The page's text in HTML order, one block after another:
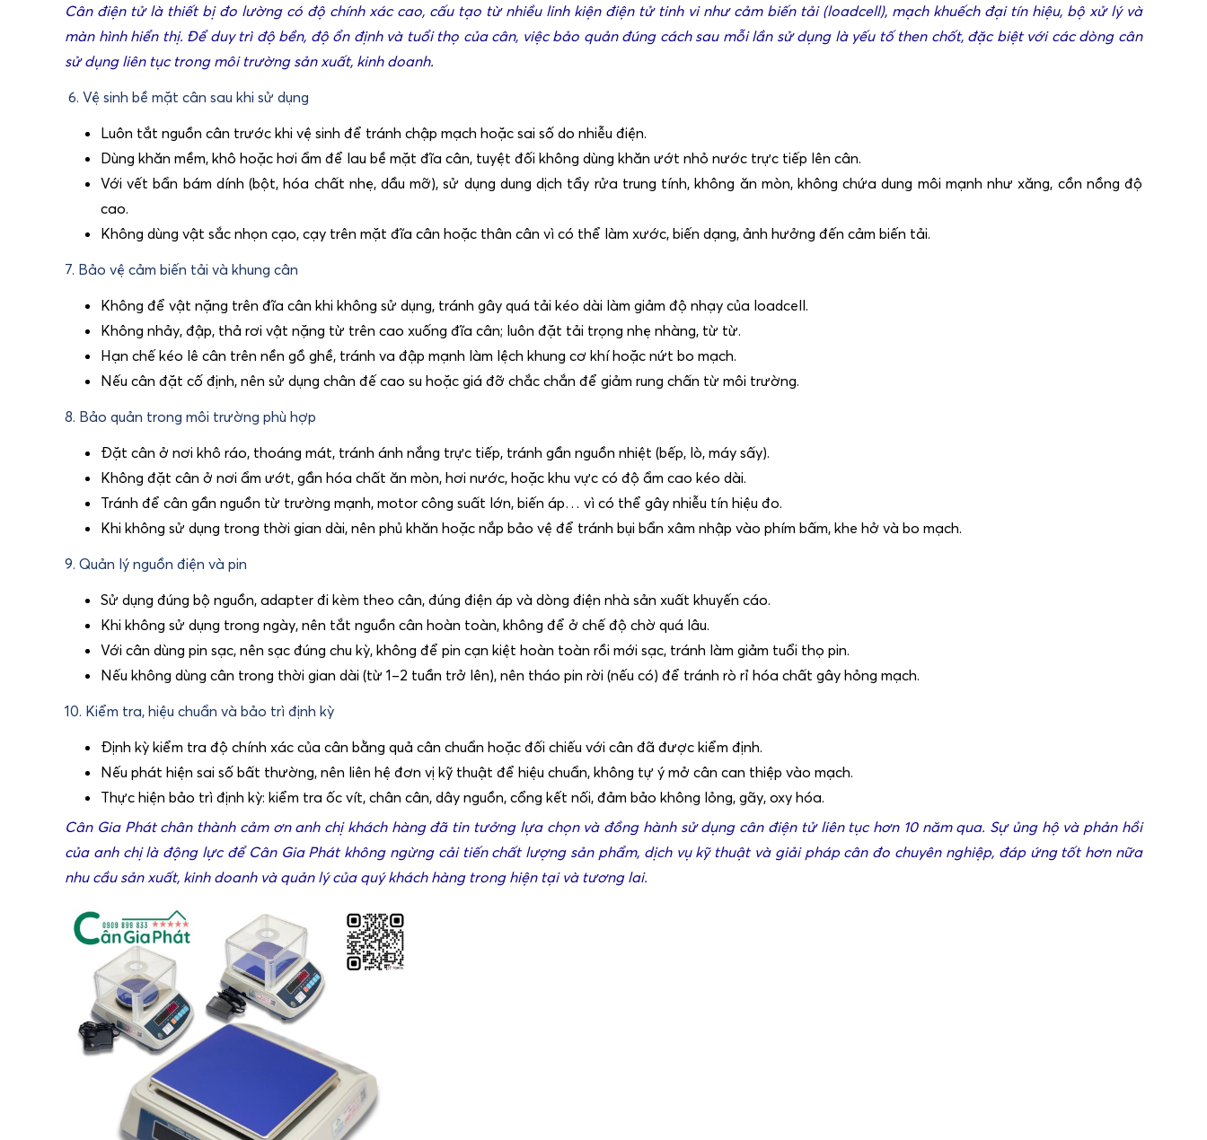
Cân điện tử là thiết bị đo lường có độ chính xác cao, cấu tạo từ nhiều linh kiện điện tử tinh vi như cảm biến tải (loadcell), mạch khuếch đại tín hiệu, bộ xử lý và
màn hình hiển thị. Để duy trì độ bền, độ ổn định và tuổi thọ của cân, việc bảo quản đúng cách sau mỗi lần sử dụng là yếu tố then chốt, đặc biệt với các dòng cân
sử dụng liên tục trong môi trường sản xuất, kinh doanh.
6. Vệ sinh bề mặt cân sau khi sử dụng
Luôn tắt nguồn cân trước khi vệ sinh để tránh chập mạch hoặc sai số do nhiễu điện.
Dùng khăn mềm, khô hoặc hơi ẩm để lau bề mặt đĩa cân, tuyệt đối không dùng khăn ướt nhỏ nước trực tiếp lên cân.
Với vết bẩn bám dính (bột, hóa chất nhẹ, dầu mỡ), sử dụng dung dịch tẩy rửa trung tính, không ăn mòn, không chứa dung môi mạnh như xăng, cồn nồng độ
cao.
Không dùng vật sắc nhọn cạo, cạy trên mặt đĩa cân hoặc thân cân vì có thể làm xước, biến dạng, ảnh hưởng đến cảm biến tải.
7. Bảo vệ cảm biến tải và khung cân
Không để vật nặng trên đĩa cân khi không sử dụng, tránh gây quá tải kéo dài làm giảm độ nhạy của loadcell.
Không nhảy, đập, thả rơi vật nặng từ trên cao xuống đĩa cân; luôn đặt tải trọng nhẹ nhàng, từ từ.
Hạn chế kéo lê cân trên nền gồ ghề, tránh va đập mạnh làm lệch khung cơ khí hoặc nứt bo mạch.
Nếu cân đặt cố định, nên sử dụng chân đế cao su hoặc giá đỡ chắc chắn để giảm rung chấn từ môi trường.
8. Bảo quản trong môi trường phù hợp
Đặt cân ở nơi khô ráo, thoáng mát, tránh ánh nắng trực tiếp, tránh gần nguồn nhiệt (bếp, lò, máy sấy).
Không đặt cân ở nơi ẩm ướt, gần hóa chất ăn mòn, hơi nước, hoặc khu vực có độ ẩm cao kéo dài.
Tránh để cân gần nguồn từ trường mạnh, motor công suất lớn, biến áp… vì có thể gây nhiễu tín hiệu đo.
Khi không sử dụng trong thời gian dài, nên phủ khăn hoặc nắp bảo vệ để tránh bụi bẩn xâm nhập vào phím bấm, khe hở và bo mạch.
9. Quản lý nguồn điện và pin
Sử dụng đúng bộ nguồn, adapter đi kèm theo cân, đúng điện áp và dòng điện nhà sản xuất khuyến cáo.
Khi không sử dụng trong ngày, nên tắt nguồn cân hoàn toàn, không để ở chế độ chờ quá lâu.
Với cân dùng pin sạc, nên sạc đúng chu kỳ, không để pin cạn kiệt hoàn toàn rồi mới sạc, tránh làm giảm tuổi thọ pin.
Nếu không dùng cân trong thời gian dài (từ 1–2 tuần trở lên), nên tháo pin rời (nếu có) để tránh rò rỉ hóa chất gây hỏng mạch.
10. Kiểm tra, hiệu chuẩn và bảo trì định kỳ
Định kỳ kiểm tra độ chính xác của cân bằng quả cân chuẩn hoặc đối chiếu với cân đã được kiểm định.
Nếu phát hiện sai số bất thường, nên liên hệ đơn vị kỹ thuật để hiệu chuẩn, không tự ý mở cân can thiệp vào mạch.
Thực hiện bảo trì định kỳ: kiểm tra ốc vít, chân cân, dây nguồn, cổng kết nối, đảm bảo không lỏng, gãy, oxy hóa.
Cân Gia Phát chân thành cảm ơn anh chị khách hàng đã tin tưởng lựa chọn và đồng hành sử dụng cân điện tử liên tục hơn 10 năm qua. Sự ủng hộ và phản hồi
của anh chị là động lực để Cân Gia Phát không ngừng cải tiến chất lượng sản phẩm, dịch vụ kỹ thuật và giải pháp cân đo chuyên nghiệp, đáp ứng tốt hơn nữa
nhu cầu sản xuất, kinh doanh và quản lý của quý khách hàng trong hiện tại và tương lai.